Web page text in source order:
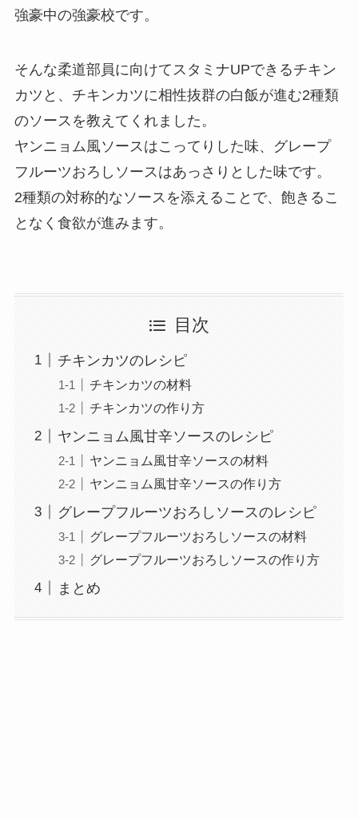
強豪中の強豪校です。
そんな柔道部員に向けてスタミナUPできるチキン
カツと、チキンカツに相性抜群の白飯が進む2種類
のソースを教えてくれました。
ヤンニョム風ソースはこってりした味、グレープ
フルーツおろしソースはあっさりとした味です。
2種類の対称的なソースを添えることで、飽きるこ
となく食欲が進みます。
目次
チキンカツのレシピ
チキンカツの材料
チキンカツの作り方
ヤンニョム風甘辛ソースのレシピ
ヤンニョム風甘辛ソースの材料
ヤンニョム風甘辛ソースの作り方
グレープフルーツおろしソースのレシピ
グレープフルーツおろしソースの材料
グレープフルーツおろしソースの作り方
まとめ